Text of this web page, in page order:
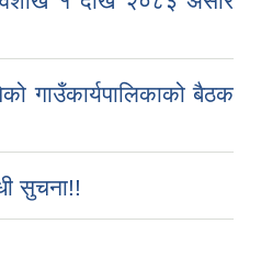
गाउँकार्यपालिकाको बैठक
सुचना!!